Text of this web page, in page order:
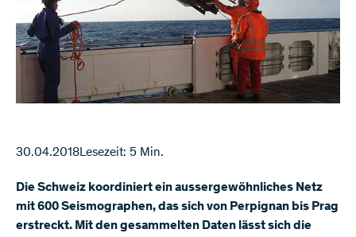
30.04.2018Lesezeit: 5 Min.
Die Schweiz koordiniert ein aussergewöhnliches Netz
mit 600 Seismographen, das sich von Perpignan bis Prag
erstreckt. Mit den gesammelten Daten lässt sich die